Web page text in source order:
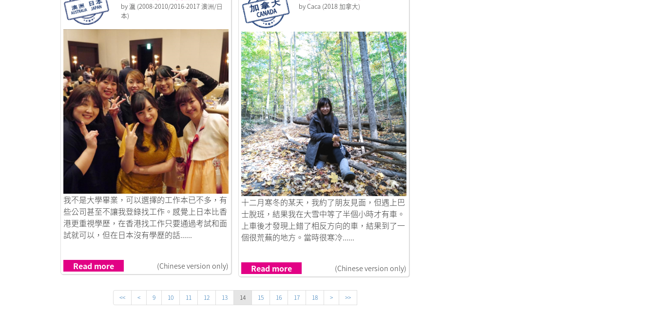
by 瀛 (2008-2010/2016-2017 澳洲/日
本)
Link to 走出死胡同，改變生活方式
我不是大學畢業，可以選擇的工作本已不多，有
些公司甚至不讓我登錄找工作。感覺上日本比香
港更重視學歷，在香港找工作只要通過考試和面
試就可以，但在日本沒有學歷的話......
Read more (Chinese version only)
by Caca (2018 加拿大)
Link to 加拿大的生活模式
十二月寒冬的某天，我約了朋友見面，但遇上巴
士脫班，結果我在大雪中等了半個小時才有車。
上車後才發現上錯了相反方向的車，結果到了一
個很荒蕪的地方。當時很寒冷......
Read more (Chinese version only)
<< < 9 10 11 12 13 14 15 16 17 18 > >>